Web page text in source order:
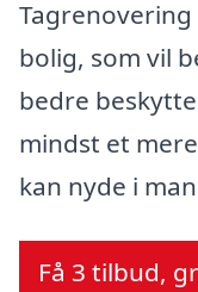
bolig, som vil
bedre
mindst et
kan nyde i
Få 3 tilbud,